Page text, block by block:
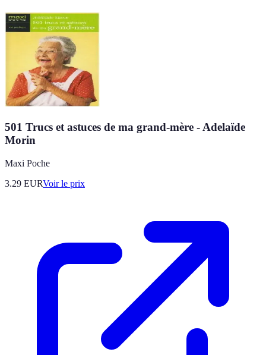
501 Trucs et astuces de ma grand-mère - Adelaïde
Morin
Maxi Poche
3.29 EURVoir le prix